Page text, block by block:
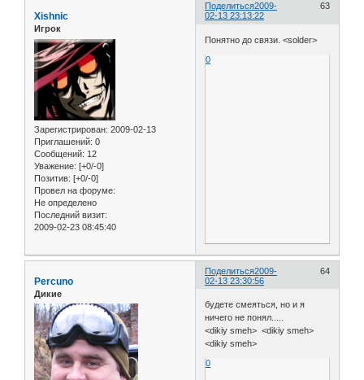
Поделиться 63
2009-
02-13 23:13:22
Xishnic
Игрок
Зарегистрирован: 2009-02-13
Приглашений: 0
Сообщений: 12
Уважение: [+0/-0]
Позитив: [+0/-0]
Провел на форуме:
Не определено
Последний визит:
2009-02-23 08:45:40
Понятно до связи. <solder>
0
Поделиться 64
2009-
02-13 23:30:56
Percuno
Дикие
будете смеяться, но и я
ничего не понял.....
<dikiy smeh> <dikiy smeh>
<dikiy smeh>
0